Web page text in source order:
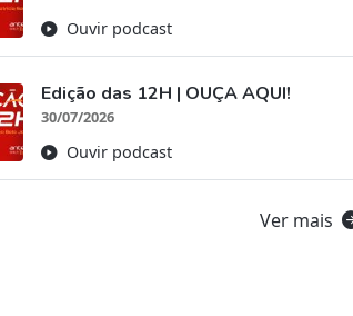
Ouvir podcast
Edição das 12H | OUÇA AQUI!
30/07/2026
Ouvir podcast
Ver mais